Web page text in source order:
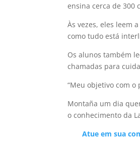
ensina cerca de 300
Às vezes, eles leem
como tudo está
Os alunos também
chamadas para
“Meu objetivo com
Montaña um dia
o conhecimento da
Atue em sua